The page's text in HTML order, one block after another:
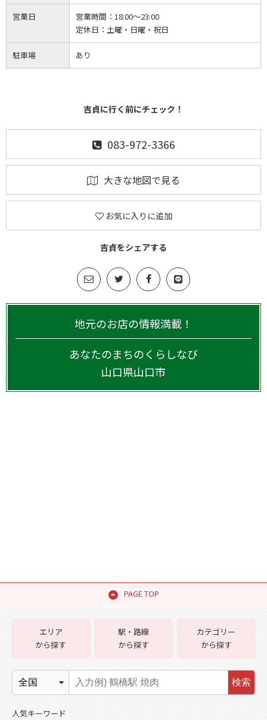
営業日 営業時間： 18:00～23:00
定休日： 土曜・日曜・祝日
駐車場 あり
吉貞に行く前にチェック！
083-972-3366
大きな地図で見る
お気に入りに追加
吉貞をシェアする
地元のお店の情報満載！
あなたのまちのくらしなび
山口県山口市
PAGE TOP
エリア
から探す
駅・路線
から探す
カテゴリー
から探す
検索
人気キーワード